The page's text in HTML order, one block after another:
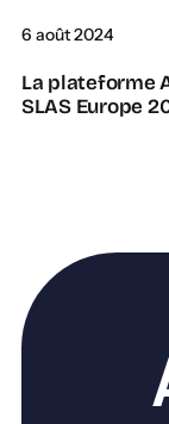
6 août 2024
La plateforme
SLAS Europe